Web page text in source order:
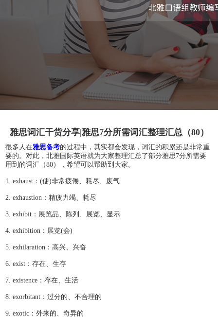
雅思词汇干货分享|雅思7分所需词汇整理汇总（80）
很多人在雅思备考的过程中，其实都会发现，词汇的积累还是非常重
要的。对此，北雅国际英语就为大家整理汇总了部分雅思7分所需要
用到的词汇（80），希望可以帮助到大家。
1. exhaust：(使)非常疲倦、耗尽、废气
2. exhaustion：精疲力竭、耗尽
3. exhibit：展览品、陈列、展览、显示
4. exhibition：展览(会)
5. exhilaration：高兴、兴奋
6. exist：存在、生存
7. existence：存在、生活
8. exorbitant：过分的、不合理的
9. exotic：外来的、奇异的